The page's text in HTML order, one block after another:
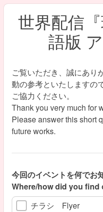
世界配信
語版
ご覧いただき、誠にあり
動の参考といたしますの
ご協力ください。
Thank you very much for
Please answer this short
future works.
今回のイベントを何でお
Where/how did you
チラシ Flyer